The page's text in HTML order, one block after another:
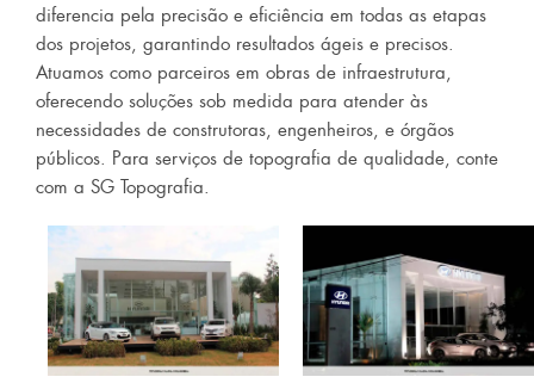
diferencia pela precisão e eficiência em todas as etapas
dos projetos, garantindo resultados ágeis e precisos.
Atuamos como parceiros em obras de infraestrutura,
oferecendo soluções sob medida para atender às
necessidades de construtoras, engenheiros, e órgãos
públicos. Para serviços de topografia de qualidade, conte
com a SG Topografia.